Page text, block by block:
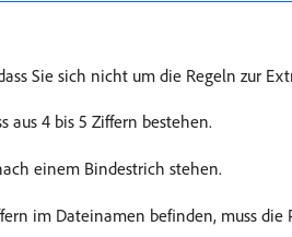
Sie sich nicht um die Regeln zur
aus 4 bis 5 Ziffern bestehen.
einem Bindestrich stehen.
im Dateinamen befinden, muss